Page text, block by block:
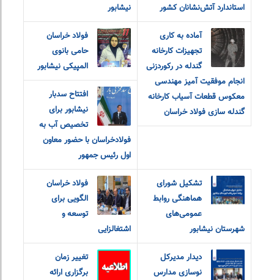
استاندارد آتش‌نشانان کشور
نیشابور
آماده به کاری
تجهیزات کارخانه
گندله در رکوردزنی
انجام موفقیت آمیز مهندسی
معکوس قطعات آسیاب کارخانه
گندله سازی فولاد خراسان
فولاد خراسان
حامی بانوی
المپیکی نیشابور
افتتاح سدبار
نیشابور برای
تخصیص آب به
فولادخراسان با حضور معاون
اول رئیس جمهور
تشکیل شورای
هماهنگی روابط
عمومی‌های
شهرستان نیشابور
فولاد خراسان
الگویی برای
توسعه و
اشتغالزایی
دیدار مدیرکل
نوسازی مدارس
تغییر زمان
برگزاری ارائه